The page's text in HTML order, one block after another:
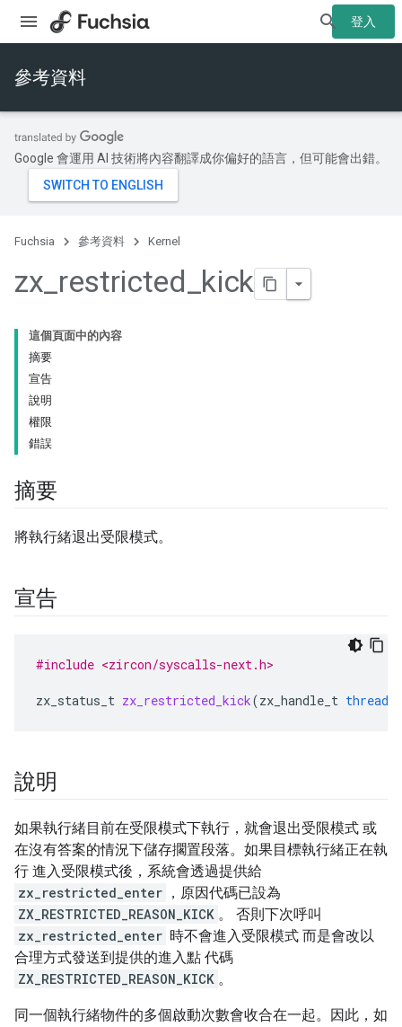
登入
參考資料
Google 會運用 AI 技術將內容翻譯成你偏好的語言，但可能會出錯。
Fuchsia 參考資料 Kernel
zx_restricted_kick
這個頁面中的內容
摘要
宣告
說明
權限
錯誤
摘要
將執行緒退出受限模式。
宣告
#include <zircon/syscalls-next.h>
zx_status_t zx_restricted_kick(zx_handle_t thread
說明
如果執行緒目前在受限模式下執行，就會退出受限模式 或
在沒有答案的情況下儲存擱置段落。如果目標執行緒正在執
行 進入受限模式後，系統會透過提供給
zx_restricted_enter ，原因代碼已設為
ZX_RESTRICTED_REASON_KICK 。 否則下次呼叫
zx_restricted_enter 時不會進入受限模式 而是會改以
合理方式發送到提供的進入點 代碼
ZX_RESTRICTED_REASON_KICK 。
同一個執行緒物件的多個啟動次數會收合在一起。因此，如